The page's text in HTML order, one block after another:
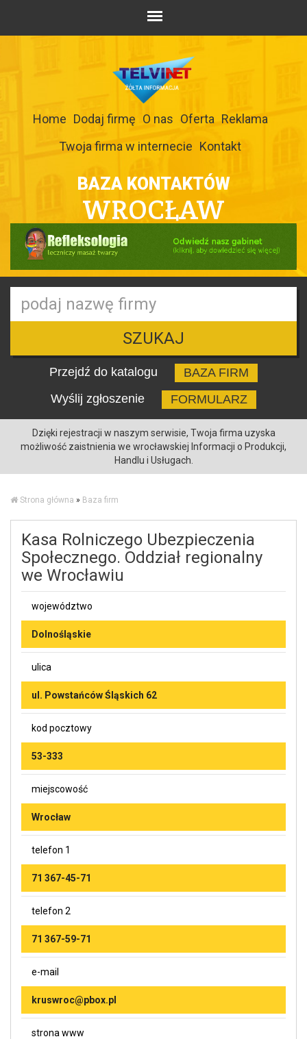
Home Dodaj firmę O nas Oferta Reklama
Twoja firma w internecie Kontakt
BAZA KONTAKTÓW
WROCŁAW
SZUKAJ
Przejdź do katalogu
BAZA FIRM
Wyślij zgłoszenie
FORMULARZ
Dzięki rejestracji w naszym serwisie, Twoja firma uzyska
możliwość zaistnienia we wrocławskiej Informacji o Produkcji,
Handlu i Usługach.
Strona główna » Baza firm
Kasa Rolniczego Ubezpieczenia
Społecznego. Oddział regionalny
we Wrocławiu
województwo
Dolnośląskie
ulica
ul. Powstańców Śląskich 62
kod pocztowy
53-333
miejscowość
Wrocław
telefon 1
71 367-45-71
telefon 2
71 367-59-71
e-mail
kruswroc@pbox.pl
strona www